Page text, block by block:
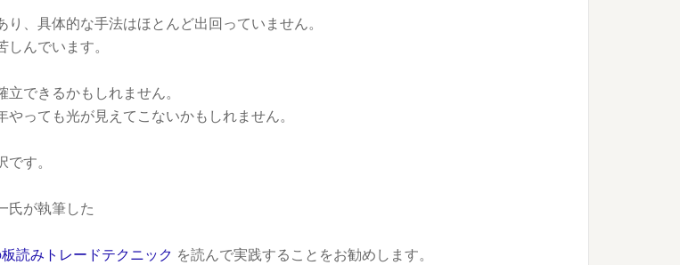
、具体的な手法はほとんど出回っていません。
んでいます。
できるかもしれません。
っても光が見えてこないかもしれません。
す。
氏が執筆した
読みトレードテクニック を読んで実践することをお勧めします。